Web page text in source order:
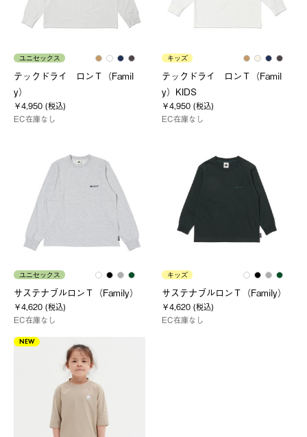
ユニセックス
テックドライ ロンＴ（Famil
y）
￥4,950 (税込)
EC在庫なし
キッズ
テックドライ ロンＴ（Famil
y）KIDS
￥4,950 (税込)
EC在庫なし
ユニセックス
サステナブルロンＴ（Family）
￥4,620 (税込)
EC在庫なし
キッズ
サステナブルロンＴ（Family）
￥4,620 (税込)
EC在庫なし
NEW